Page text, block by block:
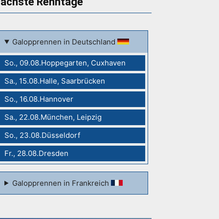
Galopprennen in Deutschland
So., 09.08.Hoppegarten, Cuxhaven
Sa., 15.08.Halle, Saarbrücken
So., 16.08.Hannover
Sa., 22.08.München, Leipzig
So., 23.08.Düsseldorf
Fr., 28.08.Dresden
Galopprennen in Frankreich